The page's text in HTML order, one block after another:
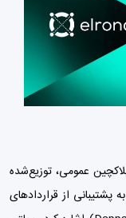
عمومی، توزیع‌شده
از قراردادهای